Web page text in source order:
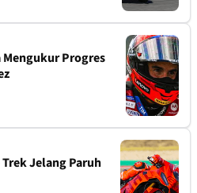
Mengukur Progres
Jelang Paruh